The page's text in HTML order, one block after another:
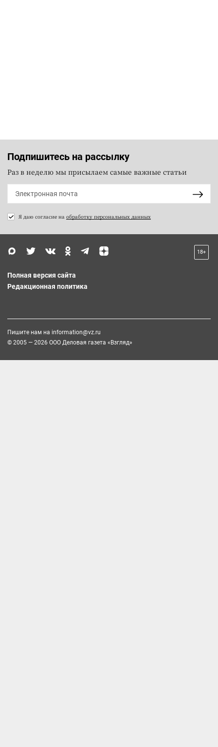
Подпишитесь на рассылку
Раз в неделю мы присылаем самые важные статьи
Я даю согласие на обработку персональных данных
18+
Полная версия сайта
Редакционная политика
Пишите нам на information@vz.ru
© 2005 — 2026 ООО Деловая газета «Взгляд»